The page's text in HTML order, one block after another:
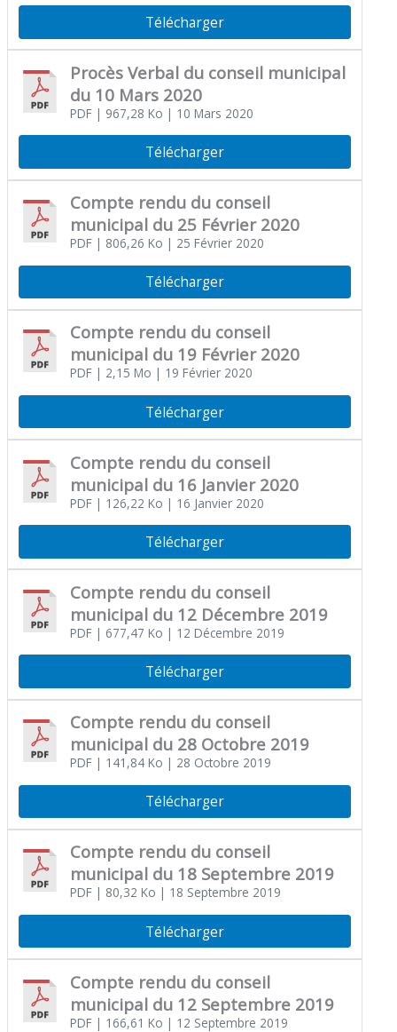
Télécharger
Procès Verbal du conseil municipal
du 10 Mars 2020
PDF| 967,28 Ko | 10 Mars 2020
Télécharger
Compte rendu du conseil
municipal du 25 Février 2020
PDF| 806,26 Ko | 25 Février 2020
Télécharger
Compte rendu du conseil
municipal du 19 Février 2020
PDF| 2,15 Mo | 19 Février 2020
Télécharger
Compte rendu du conseil
municipal du 16 Janvier 2020
PDF| 126,22 Ko | 16 Janvier 2020
Télécharger
Compte rendu du conseil
municipal du 12 Décembre 2019
PDF| 677,47 Ko | 12 Décembre 2019
Télécharger
Compte rendu du conseil
municipal du 28 Octobre 2019
PDF| 141,84 Ko | 28 Octobre 2019
Télécharger
Compte rendu du conseil
municipal du 18 Septembre 2019
PDF| 80,32 Ko | 18 Septembre 2019
Télécharger
Compte rendu du conseil
municipal du 12 Septembre 2019
PDF| 166,61 Ko | 12 Septembre 2019